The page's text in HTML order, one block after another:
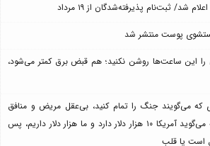
شد/ ثبت‌نام پذیرفته‌شدگان از ۱۹ مرداد
پوست منتشر شد
را این ساعت‌ها روشن نکنید؛ هم قبض برق کمتر می‌شود،
که می‌گویند جنگ را تمام کنید، بی‌عقل مریض و منافق
هستند/ این آدم بی‌عقلی که می‌گوید آمریکا ۱۰ هزار دلار دارد و ما هزار دلار داریم، پس
است یا قلب